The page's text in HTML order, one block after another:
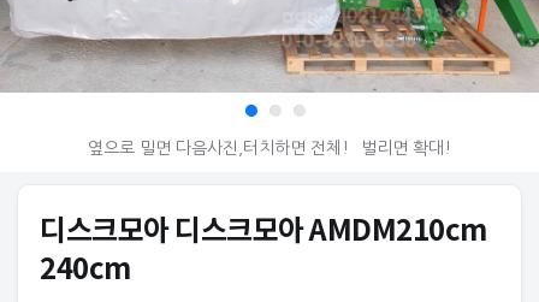
옆으로 밀면 다음사진,터치하면 전체! 벌리면 확대!
디스크모아 디스크모아 AMDM210cm
240cm